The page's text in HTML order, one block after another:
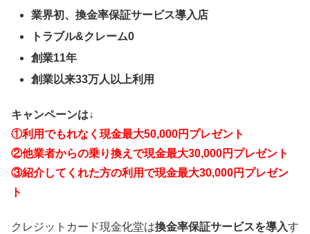
業界初、換金率保証サービス導入店
トラブル&クレーム0
創業11年
創業以来33万人以上利用
キャンペーンは↓
①利用でもれなく現金最大50,000円プレゼント
②他業者からの乗り換えで現金最大30,000円プレゼント
③紹介してくれた方の利用で現金最大30,000円プレゼン
ト
クレジットカード現金化堂は換金率保証サービスを導入す